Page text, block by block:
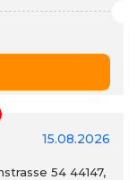
15.08.2026
54 44147,